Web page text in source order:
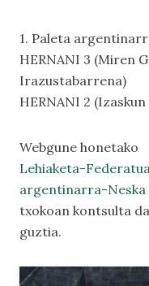
1. Paleta
HERNANI 3 (Miren
Irazustabarrena)
HERNANI 2
Webgune honetako
Lehiaketa-
argentinarra-Neska
txokoan kontsulta
guztia.